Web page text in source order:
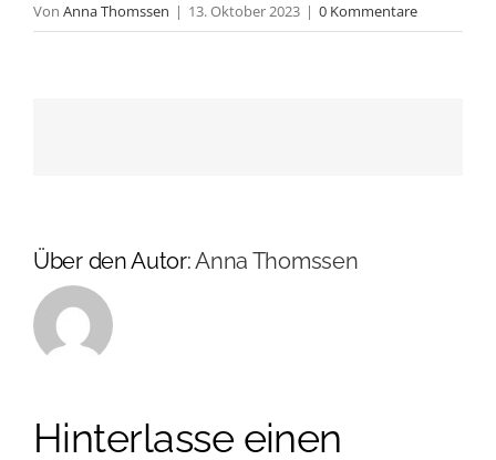
Von Anna Thomssen | 13. Oktober 2023 | 0 Kommentare
Über den Autor:Anna Thomssen
Hinterlasse einen